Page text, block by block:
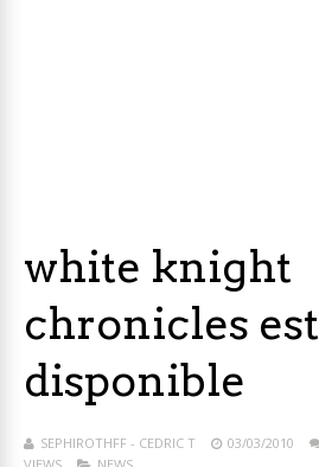
white knight
chronicles est
disponible
SEPHIROTHFF - CEDRIC T 03/03/2010